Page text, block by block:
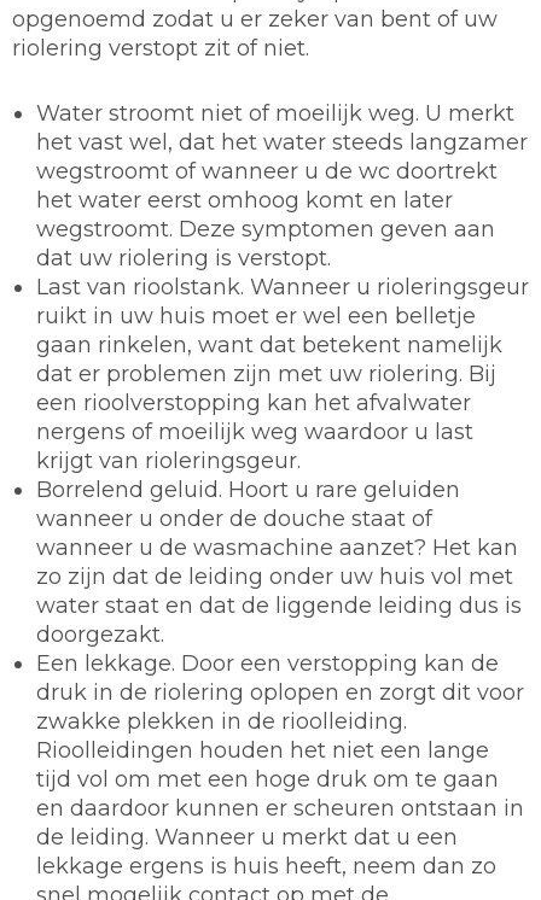
opgenoemd zodat u er zeker van bent of uw
riolering verstopt zit of niet.
Water stroomt niet of moeilijk weg. U merkt
het vast wel, dat het water steeds langzamer
wegstroomt of wanneer u de wc doortrekt
het water eerst omhoog komt en later
wegstroomt. Deze symptomen geven aan
dat uw riolering is verstopt.
Last van rioolstank. Wanneer u rioleringsgeur
ruikt in uw huis moet er wel een belletje
gaan rinkelen, want dat betekent namelijk
dat er problemen zijn met uw riolering. Bij
een rioolverstopping kan het afvalwater
nergens of moeilijk weg waardoor u last
krijgt van rioleringsgeur.
Borrelend geluid. Hoort u rare geluiden
wanneer u onder de douche staat of
wanneer u de wasmachine aanzet? Het kan
zo zijn dat de leiding onder uw huis vol met
water staat en dat de liggende leiding dus is
doorgezakt.
Een lekkage. Door een verstopping kan de
druk in de riolering oplopen en zorgt dit voor
zwakke plekken in de rioolleiding.
Rioolleidingen houden het niet een lange
tijd vol om met een hoge druk om te gaan
en daardoor kunnen er scheuren ontstaan in
de leiding. Wanneer u merkt dat u een
lekkage ergens is huis heeft, neem dan zo